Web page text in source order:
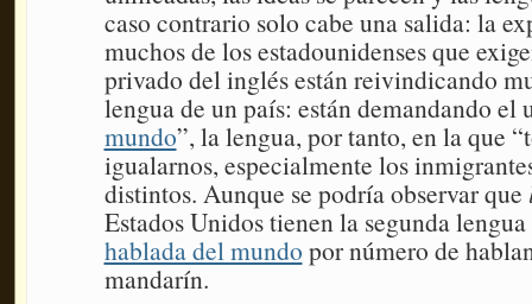
caso contrario solo cabe una salida: la
muchos de los estadounidenses que
privado del inglés están reivindicando
lengua de un país: están demandando el
mundo”, la lengua, por tanto, en la que
igualarnos, especialmente los
distintos. Aunque se podría observar que
Estados Unidos tienen la segunda
hablada del mundo por número de
mandarín.